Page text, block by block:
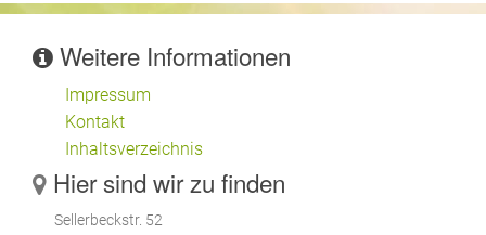
Weitere Informationen
Impressum
Kontakt
Inhaltsverzeichnis
Hier sind wir zu finden
Sellerbeckstr. 52